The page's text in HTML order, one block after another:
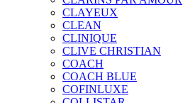
CLAYEUX
CLEAN
CLINIQUE
CLIVE CHRISTIAN
COACH
COACH BLUE
COFINLUXE